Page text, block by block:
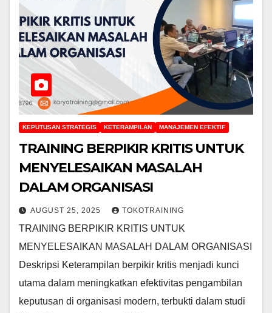
KEPUTUSAN STRATEGIS KETERAMPILAN MANAJEMEN EFEKTIF
TRAINING BERPIKIR KRITIS UNTUK
MENYELESAIKAN MASALAH
DALAM ORGANISASI
AUGUST 25, 2025 TOKOTRAINING
TRAINING BERPIKIR KRITIS UNTUK
MENYELESAIKAN MASALAH DALAM ORGANISASI
Deskripsi Keterampilan berpikir kritis menjadi kunci
utama dalam meningkatkan efektivitas pengambilan
keputusan di organisasi modern, terbukti dalam studi